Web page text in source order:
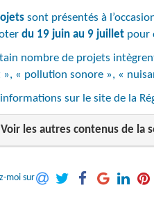
sont présentés à
du 19 juin au 9 juillet pour
nombre de projets
« pollution sonore », «
sur le site de la
Voir les autres contenus de la
moi sur